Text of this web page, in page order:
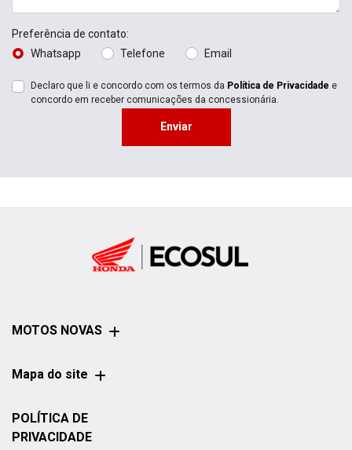
Preferência de contato:
Whatsapp
Telefone Email
Declaro que li e concordo com os termos da Política de Privacidade e
concordo em receber comunicações da concessionária.
Enviar
MOTOS NOVAS
Mapa do site
POLÍTICA DE
PRIVACIDADE